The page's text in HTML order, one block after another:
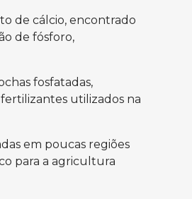
de cálcio, encontrado
de fósforo,
fosfatadas,
utilizados na
em poucas regiões
para a agricultura